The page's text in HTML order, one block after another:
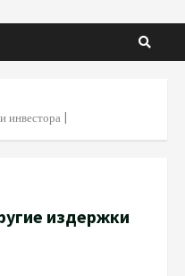
инвестора |
издержки